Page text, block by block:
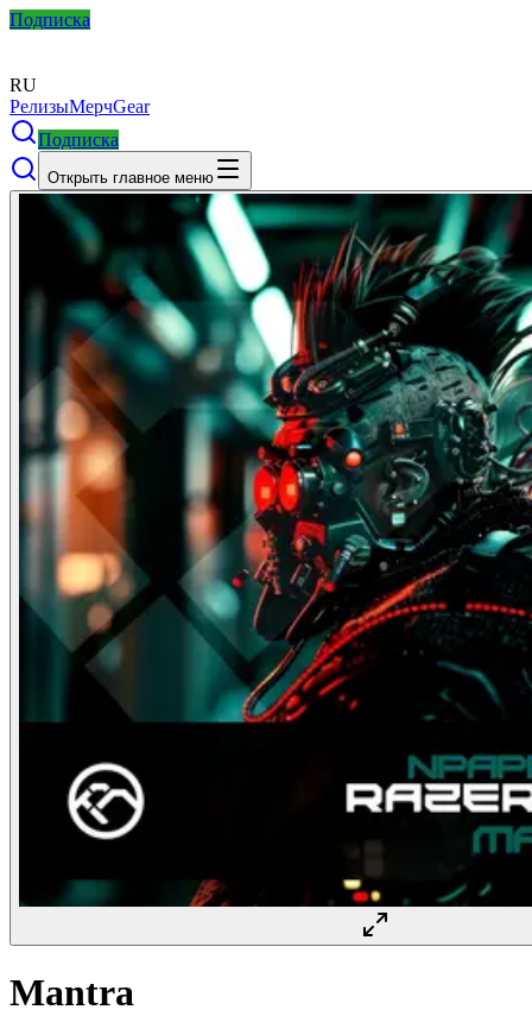
Подписка
RU
РелизыМерчGear
Подписка
Открыть главное меню
Mantra